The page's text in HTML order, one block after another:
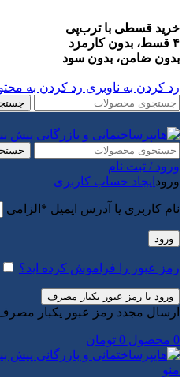
خرید قسطی با ترب‌پی
۴ قسط، بدون کارمزد
بدون ضامن، بدون سود
رد کردن به ناوبری رد کردن به
ورود / ثبت نام
ورود ایجاد حساب کاربری
نام کاربری یا آدرس ایمیل * الزامی
ورود
رمز عبور را فراموش کرده اید؟
ورود با رمز عبور یکبار مصرف
ارسال مجدد رمز عبور یکبار
0 محصول 0 تومان
منو